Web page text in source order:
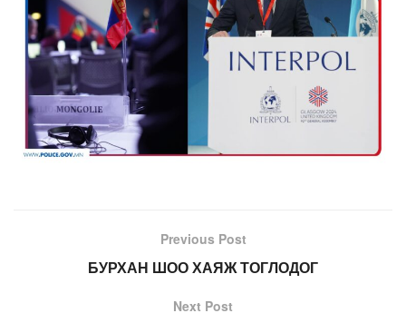
Previous Post
БУРХАН ШОО ХАЯЖ ТОГЛОДОГ
Next Post